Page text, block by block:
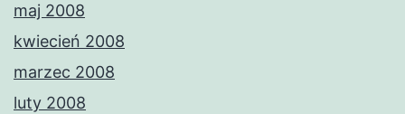
maj 2008
kwiecień 2008
marzec 2008
luty 2008